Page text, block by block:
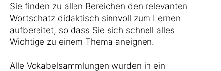
Sie finden zu allen Bereichen den relevanten
Wortschatz didaktisch sinnvoll zum Lernen
aufbereitet, so dass Sie sich schnell alles
Wichtige zu einem Thema aneignen.
Alle Vokabelsammlungen wurden in ein